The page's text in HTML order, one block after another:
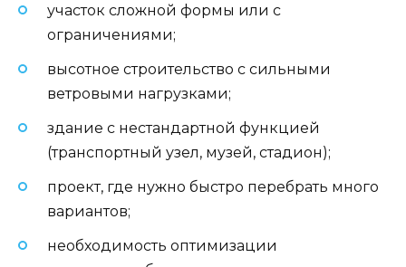
участок сложной формы или с
ограничениями;
высотное строительство с сильными
ветровыми нагрузками;
здание с нестандартной функцией
(транспортный узел, музей, стадион);
проект, где нужно быстро перебрать много
вариантов;
необходимость оптимизации